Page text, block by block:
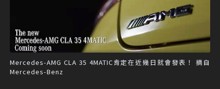
Mercedes-AMG CLA 35 4MATIC肯定在近幾日就會發表！ 摘自
Mercedes-Benz